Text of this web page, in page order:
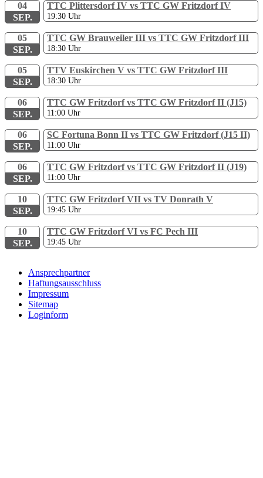
04
SEP.
TTC Plittersdorf IV vs TTC GW Fritzdorf IV
19:30 Uhr
05
SEP.
TTC GW Brauweiler III vs TTC GW Fritzdorf III
18:30 Uhr
05
SEP.
TTV Euskirchen V vs TTC GW Fritzdorf III
18:30 Uhr
06
SEP.
TTC GW Fritzdorf vs TTC GW Fritzdorf II (J15)
11:00 Uhr
06
SEP.
SC Fortuna Bonn II vs TTC GW Fritzdorf (J15 II)
11:00 Uhr
06
SEP.
TTC GW Fritzdorf vs TTC GW Fritzdorf II (J19)
11:00 Uhr
10
SEP.
TTC GW Fritzdorf VII vs TV Donrath V
19:45 Uhr
10
SEP.
TTC GW Fritzdorf VI vs FC Pech III
19:45 Uhr
Ansprechpartner
Haftungsausschluss
Impressum
Sitemap
Loginform